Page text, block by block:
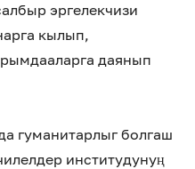
эргелекчизи
кылып,
даянып
гуманитарлыг болгаш
институдунуң